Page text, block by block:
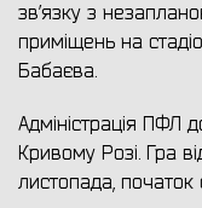
зв’язку з
приміщень на
Бабаєва.
Адміністрація ПФЛ
Кривому Розі. Гра
листопада, початок